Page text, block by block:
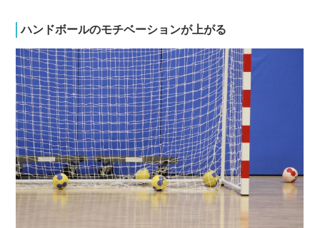
ハンドボールのモチベーションが上がる